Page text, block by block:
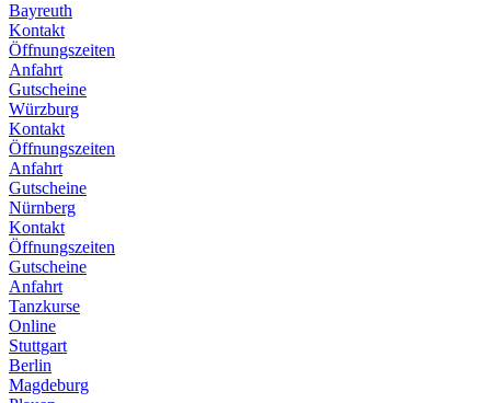
Bayreuth
Kontakt
Öffnungszeiten
Anfahrt
Gutscheine
Würzburg
Kontakt
Öffnungszeiten
Anfahrt
Gutscheine
Nürnberg
Kontakt
Öffnungszeiten
Gutscheine
Anfahrt
Tanzkurse
Online
Stuttgart
Berlin
Magdeburg